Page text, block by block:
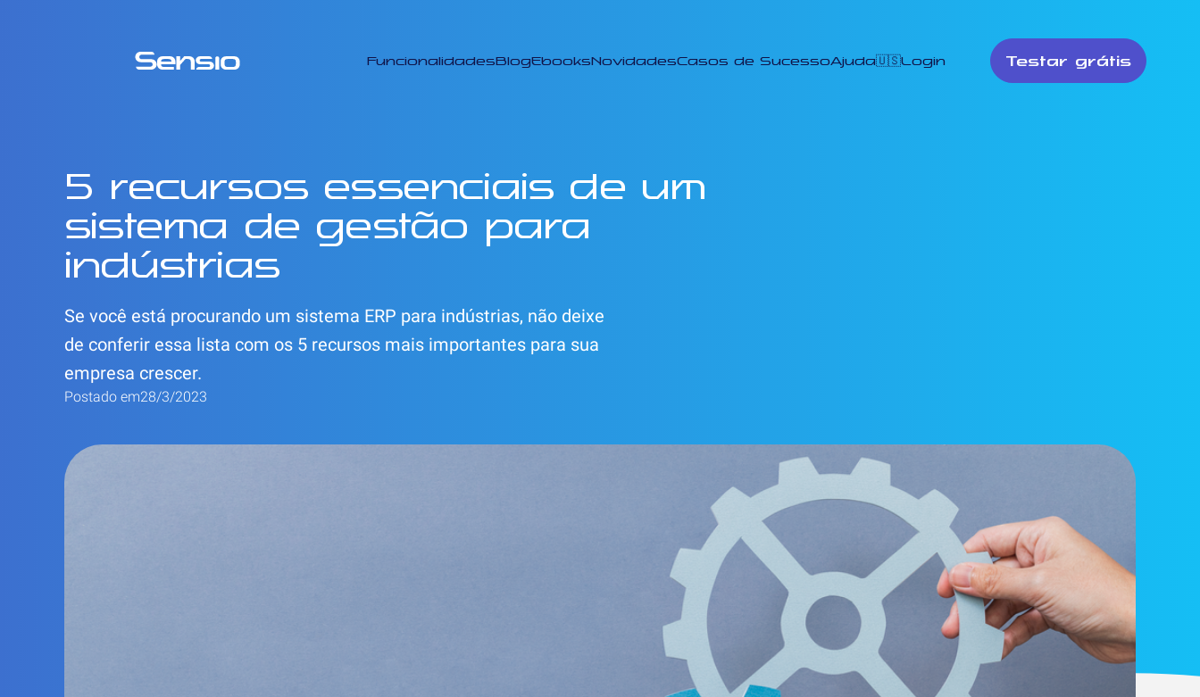
FuncionalidadesBlogEbooksNovidadesCasos de SucessoAjuda🇺🇸Login Testar grátis
5 recursos essenciais de um
sistema de gestão para
indústrias
Se você está procurando um sistema ERP para indústrias, não deixe
de conferir essa lista com os 5 recursos mais importantes para sua
empresa crescer.
Postado em28/3/2023